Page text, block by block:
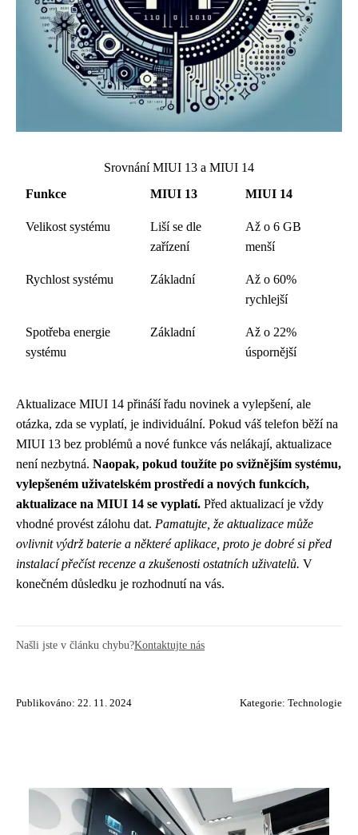
Srovnání MIUI 13 a MIUI 14
Funkce
MIUI 13 MIUI 14
Velikost systému
Liší se dle
zařízení
Až o 6 GB
menší
Rychlost systému Základní
Až o 60%
rychlejší
Spotřeba energie
systému
Základní
Až o 22%
úspornější
Aktualizace MIUI 14 přináší řadu novinek a vylepšení, ale
otázka, zda se vyplatí, je individuální. Pokud váš telefon běží na
MIUI 13 bez problémů a nové funkce vás nelákají, aktualizace
není nezbytná. Naopak, pokud toužíte po svižnějším systému,
vylepšeném uživatelském prostředí a nových funkcích,
aktualizace na MIUI 14 se vyplatí. Před aktualizací je vždy
vhodné provést zálohu dat. Pamatujte, že aktualizace může
ovlivnit výdrž baterie a některé aplikace, proto je dobré si před
instalací přečíst recenze a zkušenosti ostatních uživatelů. V
konečném důsledku je rozhodnutí na vás.
Našli jste v článku chybu?Kontaktujte nás
Publikováno: 22. 11. 2024 Kategorie: Technologie